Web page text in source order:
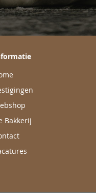
Bakkerij